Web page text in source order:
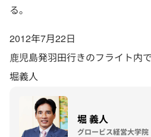
る。
2012年7月22日
鹿児島発羽田行きのフライト内
堀義人
堀 義人
グロービス経営大学